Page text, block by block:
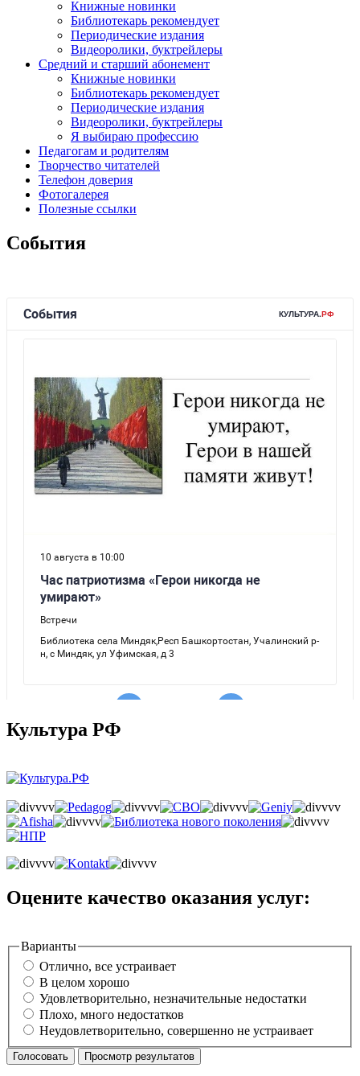
Книжные новинки
Библиотекарь рекомендует
Периодические издания
Видеоролики, буктрейлеры
Средний и старший абонемент
Книжные новинки
Библиотекарь рекомендует
Периодические издания
Видеоролики, буктрейлеры
Я выбираю профессию
Педагогам и родителям
Творчество читателей
Телефон доверия
Фотогалерея
Полезные ссылки
События
Культура РФ
Оцените качество оказания услуг:
Варианты
Отлично, все устраивает
В целом хорошо
Удовлетворительно, незначительные недостатки
Плохо, много недостатков
Неудовлетворительно, совершенно не устраивает